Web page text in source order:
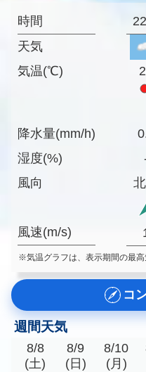
時間
天気
気温(℃)
降水量(mm/h)
湿度(%)
風向
風速(m/s)
※気温グラフは、表示期間の最高
コ
週間天気
8/8
(土)
8/9
(日)
8/10
(月)